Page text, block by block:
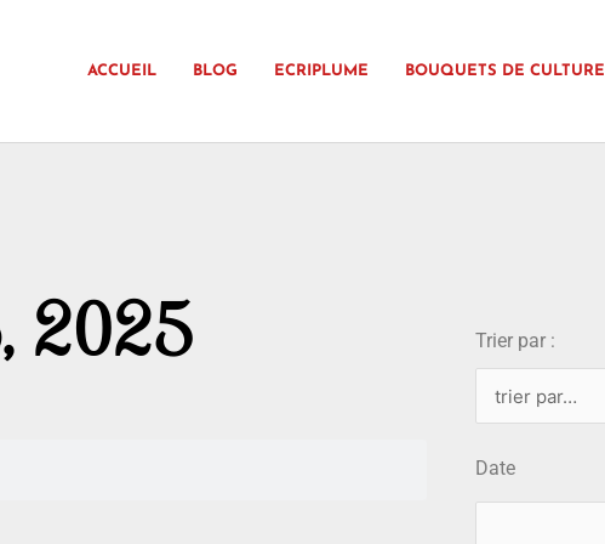
ACCUEIL BLOG ECRIPLUME BOUQUETS DE CULTURE
2025 Trier par :
Date